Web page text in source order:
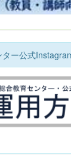
ー公式